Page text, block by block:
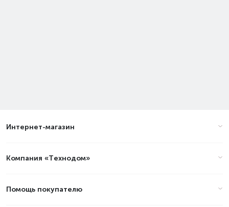
Интернет-магазин
Компания «Технодом»
Помощь покупателю